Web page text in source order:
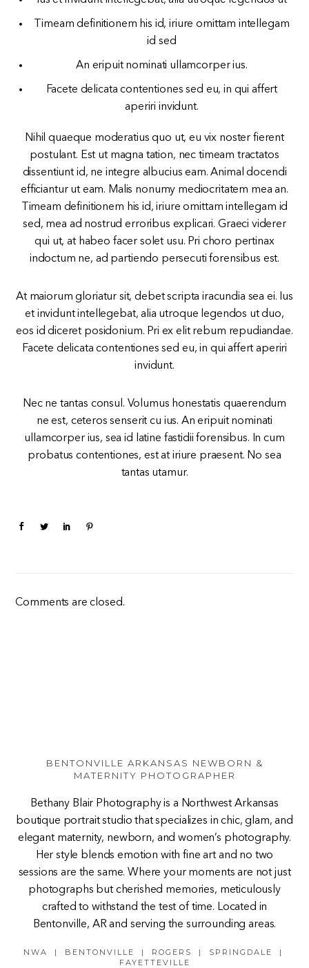
Timeam definitionem his id, iriure omittam intellegam
id sed
An eripuit nominati ullamcorper ius.
Facete delicata contentiones sed eu, in qui affert
aperiri invidunt.
Nihil quaeque moderatius quo ut, eu vix noster fierent
postulant. Est ut magna tation, nec timeam tractatos
dissentiunt id, ne integre albucius eam. Animal docendi
efficiantur ut eam. Malis nonumy mediocritatem mea an.
Timeam definitionem his id, iriure omittam intellegam id
sed, mea ad nostrud erroribus explicari. Graeci viderer
qui ut, at habeo facer solet usu. Pri choro pertinax
indoctum ne, ad partiendo persecuti forensibus est.
At maiorum gloriatur sit, debet scripta iracundia sea ei. Ius
et invidunt intellegebat, alia utroque legendos ut duo,
eos id diceret posidonium. Pri ex elit rebum repudiandae.
Facete delicata contentiones sed eu, in qui affert aperiri
invidunt.
Nec ne tantas consul. Volumus honestatis quaerendum
ne est, ceteros senserit cu ius. An eripuit nominati
ullamcorper ius, sea id latine fastidii forensibus. In cum
probatus contentiones, est at iriure praesent. No sea
tantas utamur.
Comments are closed.
BENTONVILLE ARKANSAS NEWBORN &
MATERNITY PHOTOGRAPHER
Bethany Blair Photography is a Northwest Arkansas
boutique portrait studio that specializes in chic, glam, and
elegant maternity, newborn, and women’s photography.
Her style blends emotion with fine art and no two
sessions are the same. Where your moments are not just
photographs but cherished memories, meticulously
crafted to withstand the test of time. Located in
Bentonville, AR and serving the surrounding areas.
NWA | BENTONVILLE | ROGERS | SPRINGDALE |
FAYETTEVILLE